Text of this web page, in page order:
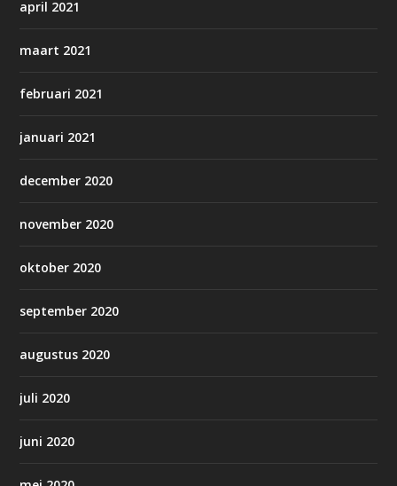
april 2021
maart 2021
februari 2021
januari 2021
december 2020
november 2020
oktober 2020
september 2020
augustus 2020
juli 2020
juni 2020